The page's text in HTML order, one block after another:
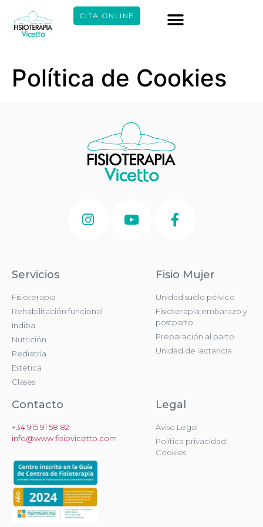
CITA ONLINE
Política de Cookies
Servicios
Fisioterapia
Rehabilitación funcional
Indiba
Nutrición
Pediatría
Estética
Clases
Fisio Mujer
Unidad suelo pélvico
Fisioterapia embarazo y
postparto
Preparación al parto
Unidad de lactancia
Contacto
+34 915 91 58 82
info@www.fisiovicetto.com
Legal
Aviso Legal
Política privacidad
Cookies